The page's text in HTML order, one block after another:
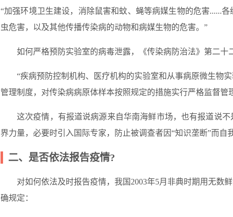
“加强环境卫生建设，消除鼠害和蚊、蝇等病媒生物的危害......
虫危害，以及其他传播传染病的动物和病媒生物的危害。”
如何严格预防实验室的病毒泄露，《传染病防治法》第二十
“疾病预防控制机构、医疗机构的实验室和从事病原微生物
管理制度，对传染病病原体样本按照规定的措施实行严格监督
这次疫情，有报道说病源来自华南海鲜市场，也有报道说
界力量，必要时引入国际专家，防止被调查者因“知识垄断”而自
二、是否依法报告疫情?
对如何依法及时报告疫情，我国2003年5月非典时期用无数
确规定：